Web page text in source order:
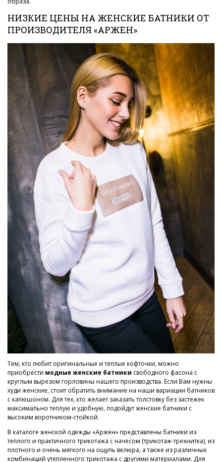
НИЗКИЕ ЦЕНЫ НА ЖЕНСКИЕ БАТНИКИ ОТ
ПРОИЗВОДИТЕЛЯ «АРЖЕН»
Тем, кто любит оригинальные и теплые кофточки, можно
приобрести модные женские батники свободного фасона с
круглым вырезом горловины нашего производства. Если Вам нужны
худи женские, стоит обратить внимание на наши вариации батников
с капюшоном. Для тех, кто желает заказать толстовку без застежек
максимально теплую и удобную, подойдут женские батники с
высоким воротником-стойкой.
В каталоге женской одежды «Аржен» представлены батники из
теплого и практичного трикотажа с начесом (трикотаж-трехнитка), из
плотного и очень мягкого на ощупь велюра, а также из различных
комбинаций утепленного трикотажа с другими материалами. Для